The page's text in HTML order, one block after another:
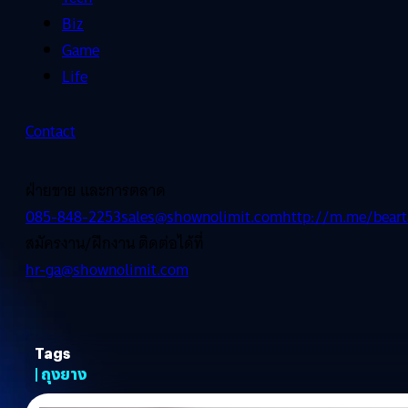
Biz
Game
Life
Contact
ฝ่ายขาย และการตลาด
085-848-2253sales@shownolimit.comhttp://m.me/
สมัครงาน/ฝึกงาน ติดต่อได้ที่
hr-ga@shownolimit.com
Tags
| ถุงยาง